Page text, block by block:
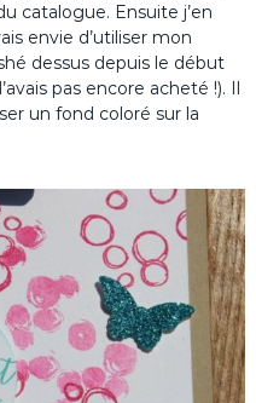
catalogue. Ensuite j’en
envie d’utiliser mon
dessus depuis le début
pas encore acheté !). Il
un fond coloré sur la